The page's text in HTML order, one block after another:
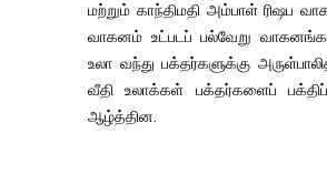
மற்றும் காந்திமதி அம்பாள் ரிஷப
வாகனம் உட்படப் பல்வேறு
உலா வந்து பக்தர்களுக்கு
வீதி உலாக்கள் பக்தர்களைப்
ஆழ்த்தின.